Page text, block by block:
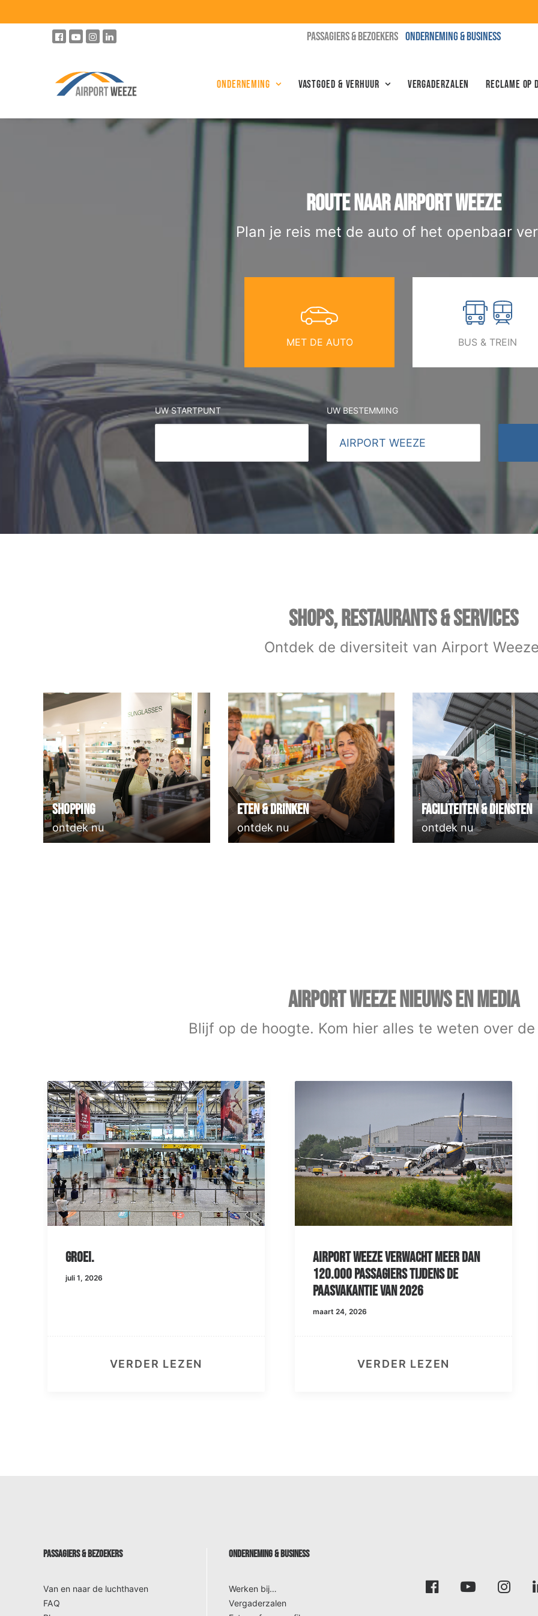
PASSAGIERS & BEZOEKERS ONDERNEMING & BUSINESS
Onderneming Vastgoed & Verhuur Vergaderzalen Reclame op
ROUTE NAAR AIRPORT WEEZE
Plan je reis met de auto of het openbaar
MET DE AUTO BUS & TREIN
UW STARTPUNT UW BESTEMMING
SHOPS, RESTAURANTS & SERVICES
Ontdek de diversiteit van Airport
Shopping
ontdek nu
Eten & Drinken
ontdek nu
Faciliteiten & Diensten
ontdek nu
AIRPORT WEEZE NIEUWS EN MEDIA
Blijf op de hoogte. Kom hier alles te weten over
Groei.
juli 1, 2026
VERDER LEZEN
Airport Weeze verwacht meer dan
120.000 passagiers tijdens de
paasvakantie van 2026
maart 24, 2026
VERDER LEZEN
PASSAGIERS & BEZOEKERS
Van en naar de luchthaven
FAQ
ONDERNEMING & BUSINESS
Werken bij…
Vergaderzalen